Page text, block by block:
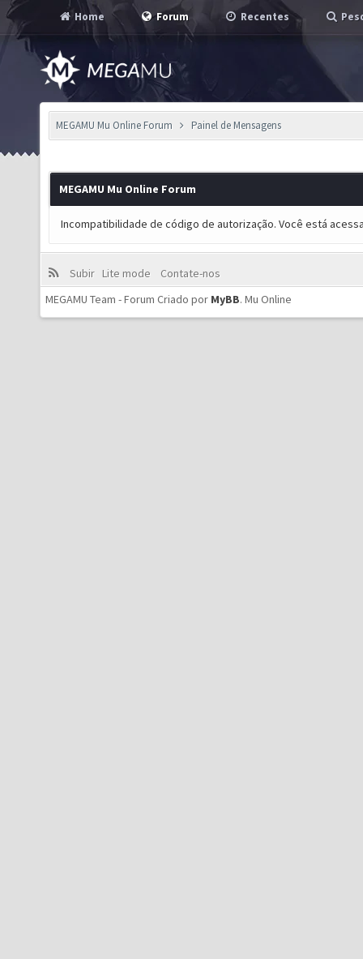
Home Forum Recentes
MEGAMU Mu Online Forum Painel de Mensagens
MEGAMU Mu Online Forum
Incompatibilidade de código de autorização. Você está
Subir Lite mode
Contate-nos
MEGAMU Team - Forum Criado por MyBB. Mu Online